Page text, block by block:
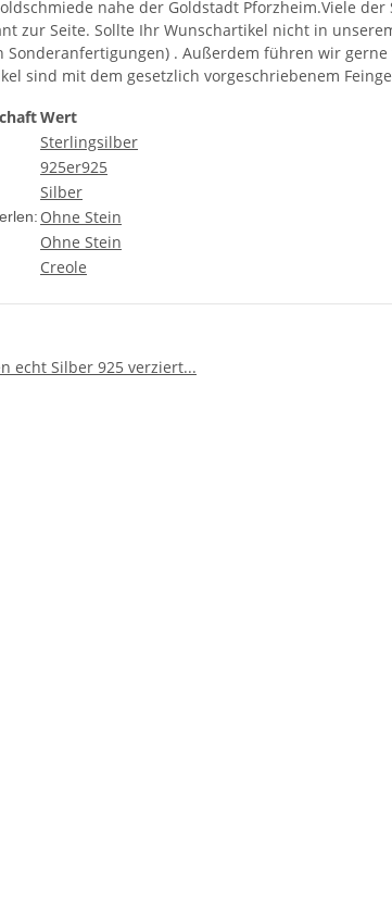
nahe der Goldstadt Pforzheim.Viele
zur Seite. Sollte Ihr Wunschartikel nicht in
. Außerdem führen wir gerne
sind mit dem gesetzlich vorgeschriebenem
Wert
Sterlingsilber
925er925
Silber
Ohne Stein
Ohne Stein
Creole